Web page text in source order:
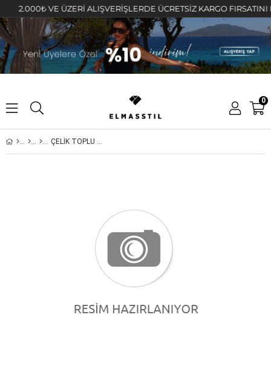
VE ÜZERİ ALIŞVERİŞLERDE ÜCRETSİZ KARGO FIRSATINI
0
ÇELİK TOPLU ÜÇLÜ KOLYE